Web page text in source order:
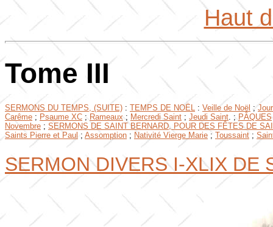
Haut
Tome III
SERMONS DU TEMPS, (SUITE) : TEMPS DE NOËL : Veille de Noël ;
Carême ; Psaume XC ; Rameaux ; Mercredi Saint ; Jeudi Saint . ; PÂQUES
Novembre ; SERMONS DE SAINT BERNARD, POUR DES FÊTES DE
Saints Pierre et Paul ; Assomption ; Nativité Vierge Marie ; Toussaint ;
SERMON DIVERS I-XLIX DE